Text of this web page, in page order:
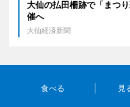
大仙の払田柵跡で「まつ
催へ
大仙経済新聞
食べる 見